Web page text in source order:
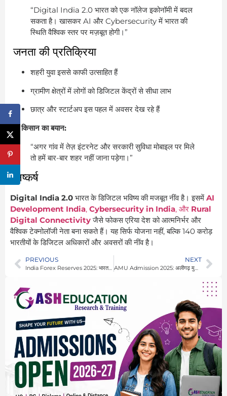
“Digital India 2.0 भारत को एक नॉलेज इकोनॉमी में बदल
सकता है। खासकर AI और Cybersecurity में भारत की
स्थिति वैश्विक स्तर पर मज़बूत होगी।”
जनता की प्रतिक्रिया
शहरी युवा इससे काफी उत्साहित हैं
ग्रामीण क्षेत्रों में लोगों को डिजिटल केंद्रों से सीधा लाभ
छात्र और स्टार्टअप इस पहल में अवसर देख रहे हैं
एक किसान का बयान:
“अगर गांव में तेज़ इंटरनेट और सरकारी सुविधा मोबाइल पर मिले
तो हमें बार-बार शहर नहीं जाना पड़ेगा।”
निष्कर्ष
Digital India 2.0 भारत के डिजिटल भविष्य की मजबूत नींव है। इसमें AI
Development India, Cybersecurity in India, और Rural
Digital Connectivityजैसे फोकस एरिया देश को आत्मनिर्भर और
वैश्विक टेक्नोलॉजी नेता बना सकते हैं। यह सिर्फ योजना नहीं, बल्कि 140 करोड़
भारतीयों के डिजिटल अधिकारों और अवसरों की नींव है।
PREVIOUS
India Forex Reserves 2025: भारत का विदेशी मुद्रा भंडार ₹680 अरब के रिकॉर्ड स्तर पर, RBI ने जताई संतुलित आशा
NEXT
AMU Admission 2025: अलीगढ़ मुस्लिम यूनिवर्सिटी में दाखिले की प्रक्रिया शुरू, छात्रों में उत्साह